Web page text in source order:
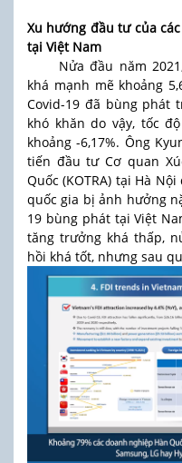
Xu hướng đầu tư của
tại Việt Nam
Nửa đầu năm
khá mạnh mẽ khoảng
Covid-19 đã bùng phát
khó khăn do vậy, tốc
khoảng -6,17%. Ông
tiến đầu tư Cơ quan
Quốc (KOTRA) tại Hà
quốc gia bị ảnh hưởng
19 bùng phát tại Việt
tăng trưởng khá thấp,
hồi khá tốt, nhưng sau